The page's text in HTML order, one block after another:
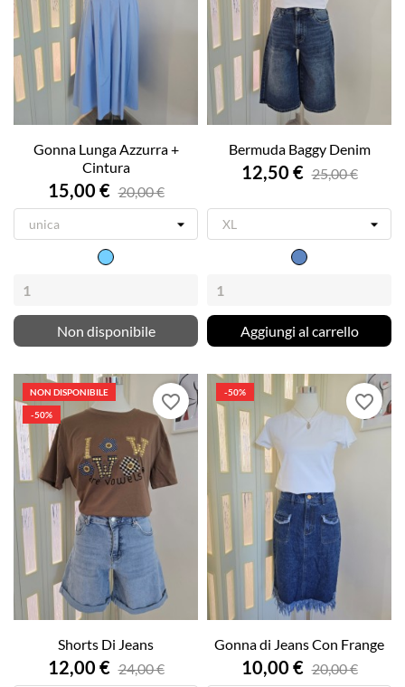
Gonna Lunga Azzurra +
Cintura
15,00 € 20,00 €
Azzurro
Non disponibile
Bermuda Baggy Denim
12,50 € 25,00 €
Jeans
Aggiungi al carrello
NON DISPONIBILE
-50%
Shorts Di Jeans
12,00 € 24,00 €
favorite_border -50%
Gonna di Jeans Con Frange
10,00 € 20,00 €
favorite_border